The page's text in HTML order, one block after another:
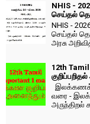
NHIS -
செய்தல்
NHIS -
செய்தல்
அரசு
12th
இலக்கணக்
வரை -
அருந்திறல்